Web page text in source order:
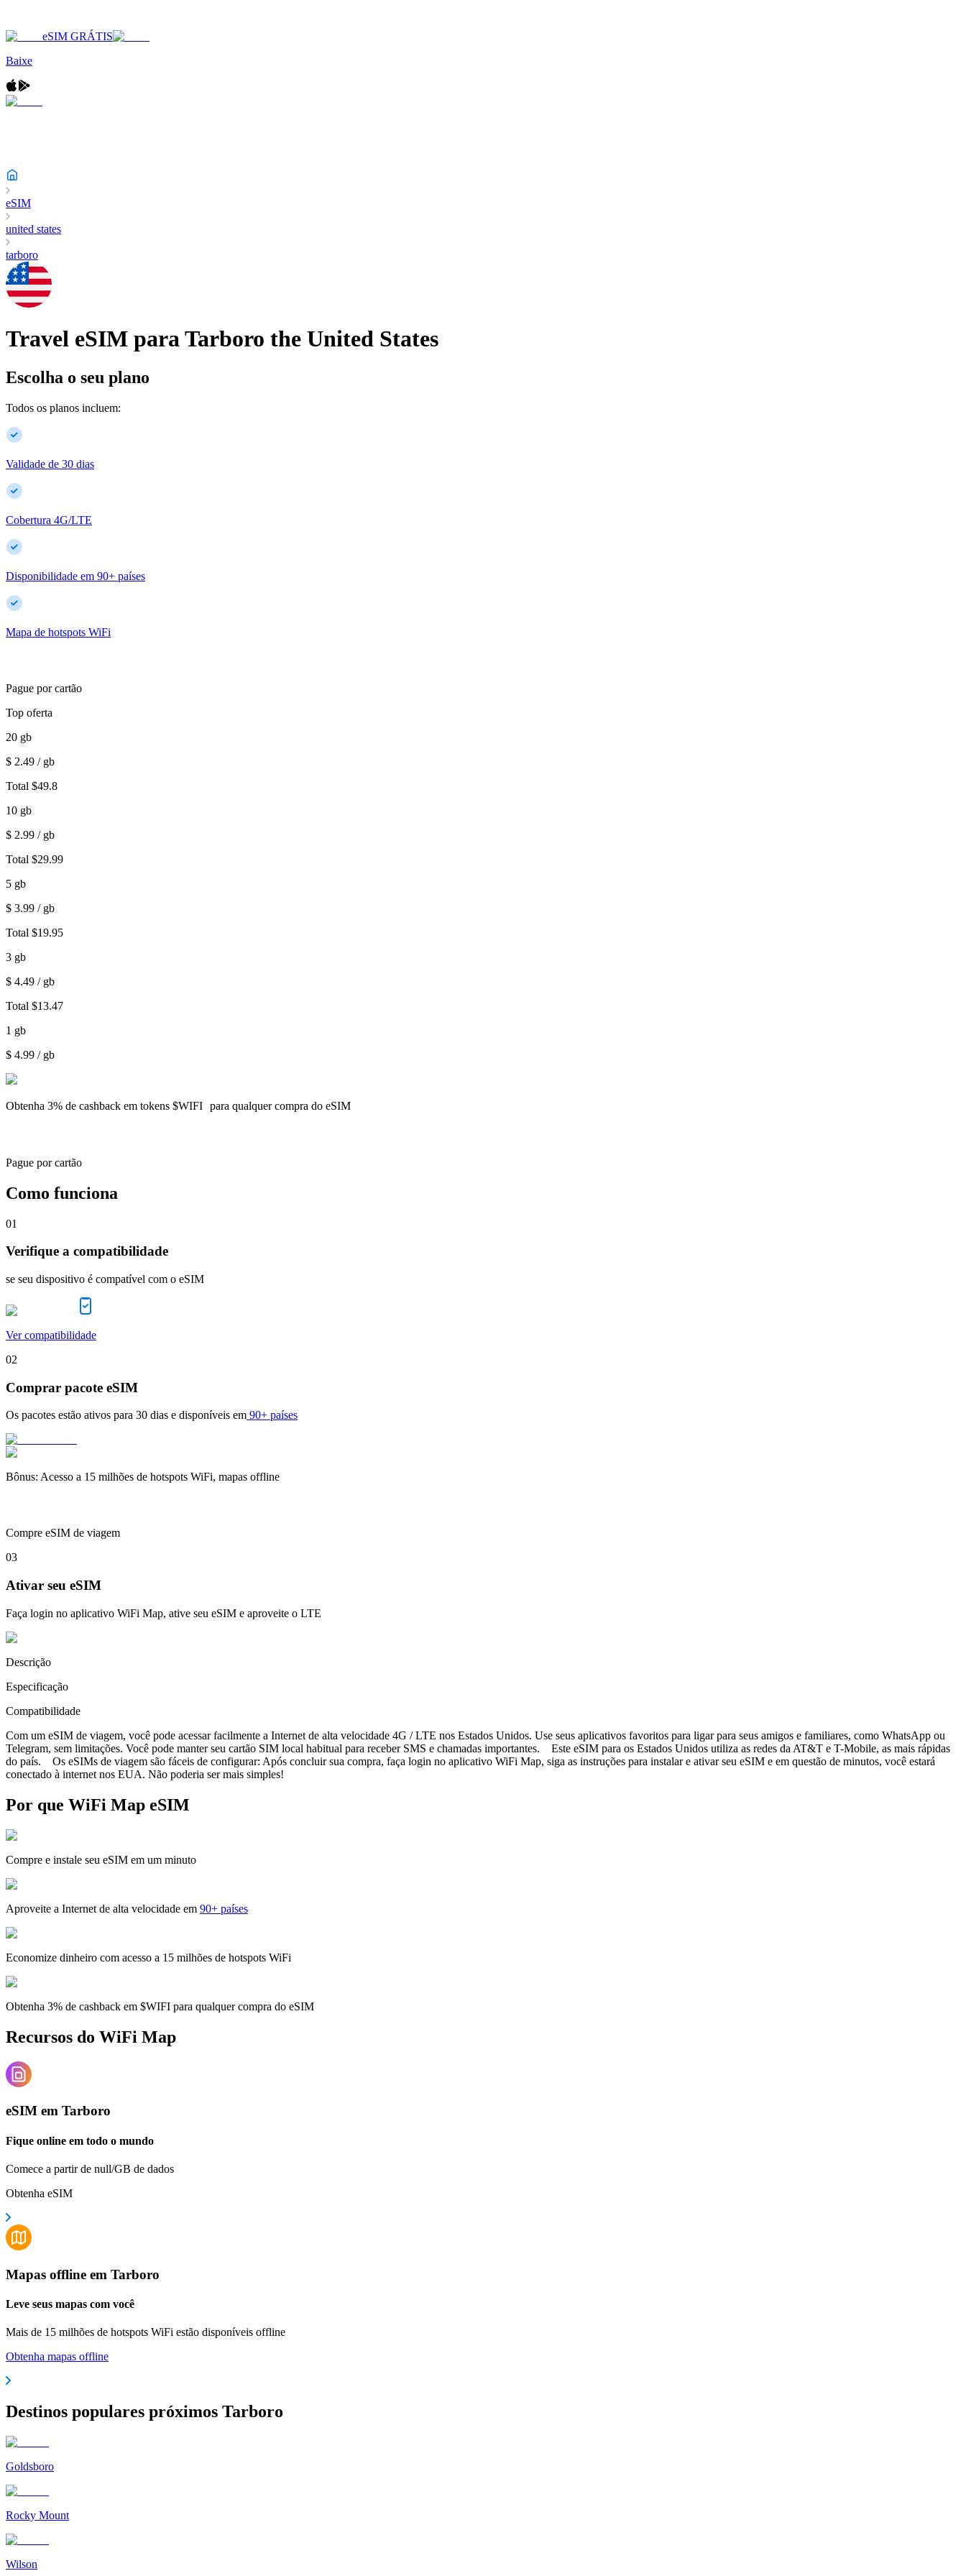
eSIM GRÁTIS
Baixe
eSIM
united states
tarboro
Travel eSIM paraTarboro the United States
Escolha o seu plano
Todos os planos incluem:
Validade de 30 dias
Cobertura 4G/LTE
Disponibilidade em 90+ países
Mapa de hotspots WiFi
Pague por cartão
Top oferta
20 gb
$ 2.49 / gb
Total $49.8
10 gb
$ 2.99 / gb
Total $29.99
5 gb
$ 3.99 / gb
Total $19.95
3 gb
$ 4.49 / gb
Total $13.47
1 gb
$ 4.99 / gb
Obtenha 3% de cashback em tokens $WIFI para qualquer compra do eSIM
Pague por cartão
Como funciona
01
Verifique a compatibilidade
se seu dispositivo é compatível com o eSIM
Ver compatibilidade
02
Comprar pacote eSIM
Os pacotes estão ativos para 30 dias e disponíveis em 90+ países
Bônus: Acesso a 15 milhões de hotspots WiFi, mapas offline
Compre eSIM de viagem
03
Ativar seu eSIM
Faça login no aplicativo WiFi Map, ative seu eSIM e aproveite o LTE
Descrição
Especificação
Compatibilidade
Com um eSIM de viagem, você pode acessar facilmente a Internet de alta velocidade 4G / LTE nos Estados Unidos. Use seus aplicativos favoritos para ligar para seus amigos e familiares, como WhatsApp ou
Telegram, sem limitações. Você pode manter seu cartão SIM local habitual para receber SMS e chamadas importantes. Este eSIM para os Estados Unidos utiliza as redes da AT&T e T-Mobile, as mais rápidas
do país. Os eSIMs de viagem são fáceis de configurar: Após concluir sua compra, faça login no aplicativo WiFi Map, siga as instruções para instalar e ativar seu eSIM e em questão de minutos, você estará
conectado à internet nos EUA. Não poderia ser mais simples!
Por que WiFi Map eSIM
Compre e instale seu eSIM em um minuto
Aproveite a Internet de alta velocidade em 90+ países
Economize dinheiro com acesso a 15 milhões de hotspots WiFi
Obtenha 3% de cashback em $WIFI para qualquer compra do eSIM
Recursos do WiFi Map
eSIM em Tarboro
Fique online em todo o mundo
Comece a partir de null/GB de dados
Obtenha eSIM
Mapas offline em Tarboro
Leve seus mapas com você
Mais de 15 milhões de hotspots WiFi estão disponíveis offline
Obtenha mapas offline
Destinos populares próximos Tarboro
Goldsboro
Rocky Mount
Wilson